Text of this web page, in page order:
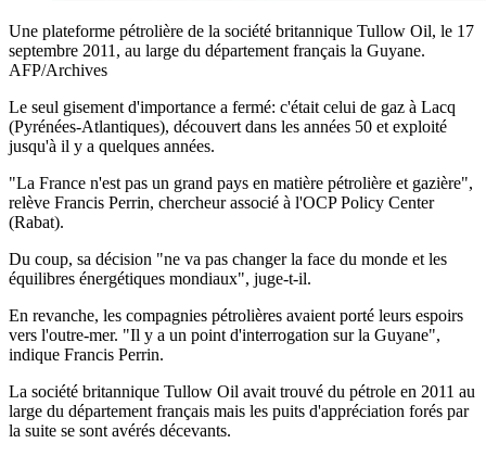
Une plateforme pétrolière de la société britannique Tullow Oil, le 17
septembre 2011, au large du département français la Guyane.
AFP/Archives
Le seul gisement d'importance a fermé: c'était celui de gaz à Lacq
(Pyrénées-Atlantiques), découvert dans les années 50 et exploité
jusqu'à il y a quelques années.
"La France n'est pas un grand pays en matière pétrolière et gazière",
relève Francis Perrin, chercheur associé à l'OCP Policy Center
(Rabat).
Du coup, sa décision "ne va pas changer la face du monde et les
équilibres énergétiques mondiaux", juge-t-il.
En revanche, les compagnies pétrolières avaient porté leurs espoirs
vers l'outre-mer. "Il y a un point d'interrogation sur la Guyane",
indique Francis Perrin.
La société britannique Tullow Oil avait trouvé du pétrole en 2011 au
large du département français mais les puits d'appréciation forés par
la suite se sont avérés décevants.